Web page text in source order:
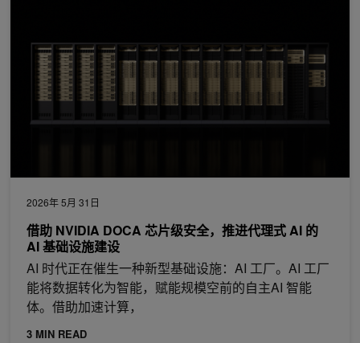
2026年 5月 31日
借助 NVIDIA DOCA 芯片级安全，推进代理式 AI 的
AI 基础设施建设
AI 时代正在催生一种新型基础设施：AI 工厂。AI 工厂
能将数据转化为智能，赋能规模空前的自主AI 智能
体。借助加速计算，
3 MIN READ